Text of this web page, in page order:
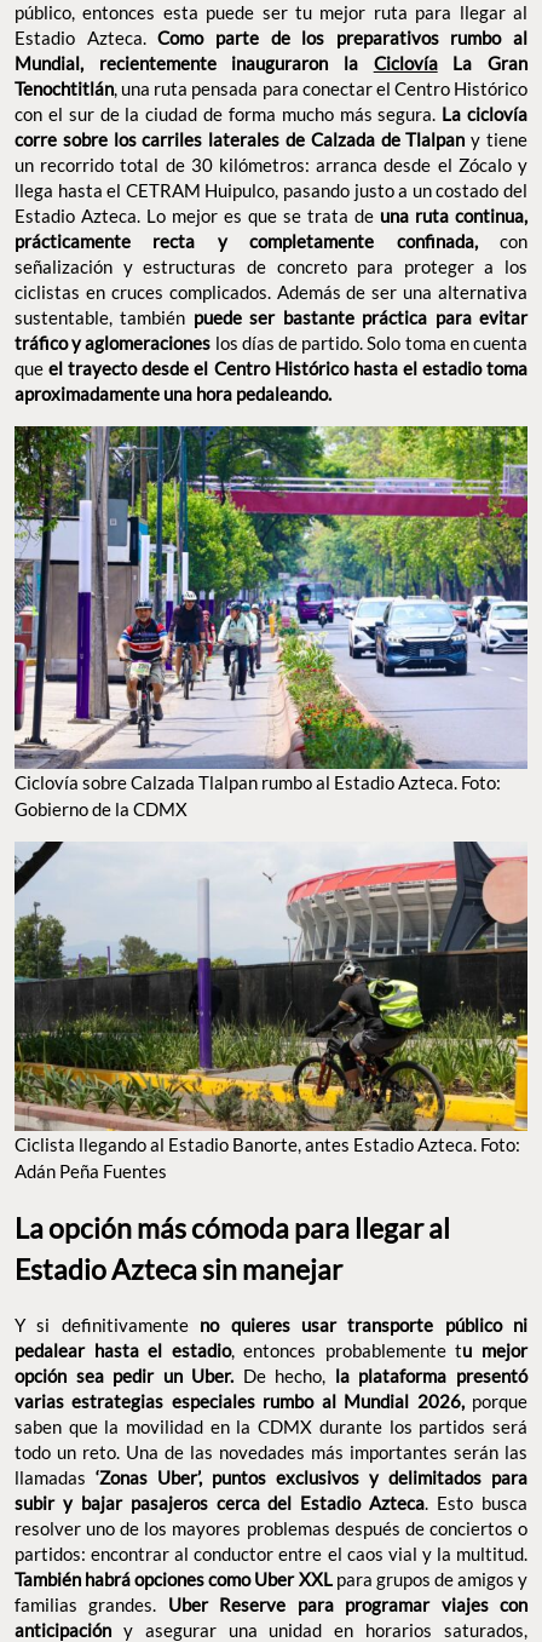
público, entonces esta puede ser tu mejor ruta para llegar al
Estadio Azteca.Como parte de los preparativos rumbo al
Mundial, recientemente inauguraron la CiclovíaLa Gran
Tenochtitlán, una ruta pensada para conectar el Centro Histórico
con el sur de la ciudad de forma mucho más segura. La ciclovía
corre sobre los carriles laterales de Calzada de Tlalpan y tiene
un recorrido total de 30 kilómetros: arranca desde el Zócalo y
llega hasta el CETRAM Huipulco, pasando justo a un costado del
Estadio Azteca. Lo mejor es que se trata de una ruta continua,
prácticamente recta y completamente confinada,con
señalización y estructuras de concreto para proteger a los
ciclistas en cruces complicados. Además de ser una alternativa
sustentable, también puede ser bastante práctica para evitar
tráfico y aglomeraciones los días de partido. Solo toma en cuenta
queel trayecto desde el Centro Histórico hasta el estadio toma
aproximadamente una hora pedaleando.
Ciclovía sobre Calzada Tlalpan rumbo al Estadio Azteca. Foto:
Gobierno de la CDMX
Ciclista llegando al Estadio Banorte, antes Estadio Azteca. Foto:
Adán Peña Fuentes
La opción más cómoda para llegar al
Estadio Azteca sin manejar
Y si definitivamente no quieres usar transporte público ni
pedalear hasta el estadio, entonces probablemente tu mejor
opción sea pedir un Uber. De hecho, la plataforma presentó
varias estrategias especiales rumbo al Mundial 2026,porque
saben que la movilidad en la CDMX durante los partidos será
todo un reto. Una de las novedades más importantes serán las
llamadas ‘Zonas Uber’, puntos exclusivos y delimitados para
subir y bajar pasajeros cerca del Estadio Azteca. Esto busca
resolver uno de los mayores problemas después de conciertos o
partidos: encontrar al conductor entre el caos vial y la multitud.
También habrá opciones como Uber XXLpara grupos de amigos y
familias grandes. Uber Reserve para programar viajes con
anticipación y asegurar una unidad en horarios saturados,